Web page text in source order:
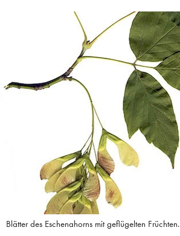
Blätter des Eschenahorns mit geflügelten Früchten.